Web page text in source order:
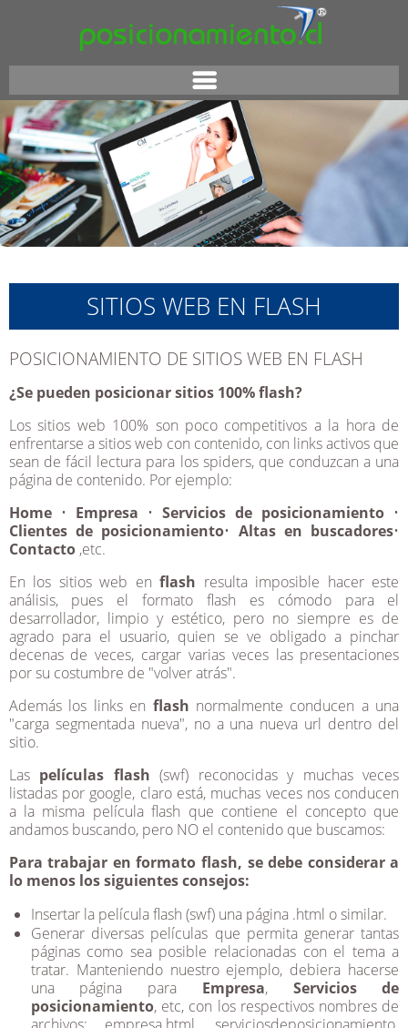
SITIOS WEB EN FLASH
POSICIONAMIENTO DE SITIOS WEB EN FLASH
¿Se pueden posicionar sitios 100% flash?
Los sitios web 100% son poco competitivos a la hora de
enfrentarse a sitios web con contenido, con links activos que
sean de fácil lectura para los spiders, que conduzcan a una
página de contenido. Por ejemplo:
Home• Empresa •Servicios de posicionamiento •
Clientes de posicionamiento• Altas en buscadores•
Contacto,etc.
En los sitios web enflash resulta imposible hacer este
análisis, pues el formato flash es cómodo para el
desarrollador, limpio y estético, pero no siempre es de
agrado para el usuario, quien se ve obligado a pinchar
decenas de veces, cargar varias veces las presentaciones
por su costumbre de "volver atrás".
Además los links en flash normalmente conducen a una
"carga segmentada nueva", no a una nueva url dentro del
sitio.
Las películas flash (swf) reconocidas y muchas veces
listadas por google, claro está, muchas veces nos conducen
a la misma película flash que contiene el concepto que
andamos buscando, pero NO el contenido que buscamos:
Para trabajar en formato flash, se debe considerar a
lo menos los siguientes consejos:
Insertar la película flash (swf) una página .html o similar.
Generar diversas películas que permita generar tantas
páginas como sea posible relacionadas con el tema a
tratar. Manteniendo nuestro ejemplo, debiera hacerse
una página para Empresa, Servicios de
posicionamiento, etc, con los respectivos nombres de